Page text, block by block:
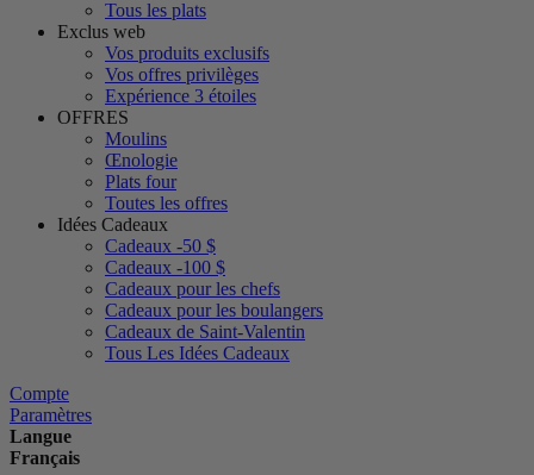
Tous les plats
Exclus web
Vos produits exclusifs
Vos offres privilèges
Expérience 3 étoiles
OFFRES
Moulins
Œnologie
Plats four
Toutes les offres
Idées Cadeaux
Cadeaux -50 $
Cadeaux -100 $
Cadeaux pour les chefs
Cadeaux pour les boulangers
Cadeaux de Saint-Valentin
Tous Les Idées Cadeaux
Compte
Paramètres
Langue
Français